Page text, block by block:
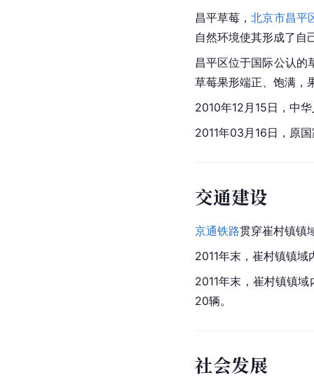
昌平草莓 ，北京市昌平
自然环境使其形成了自
昌平区位于国际公认的
草莓果形端正、饱满，
2010年12月15日，中
2011年03月16日，原
交通建设
京通铁路贯穿崔村镇镇
2011年末，崔村镇镇
2011年末，崔村镇镇
20辆。
社会发展